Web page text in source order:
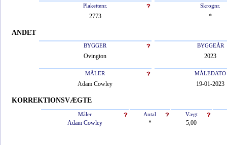
Plakettenr. Skrognr.
2773 *
ANDET
BYGGER BYGGEÅR
Ovington 2023
MÅLER MÅLEDATO
Adam Cowley 19-01-2023
KORREKTIONSVÆGTE
Måler Antal Vægt
Adam Cowley * 5,00